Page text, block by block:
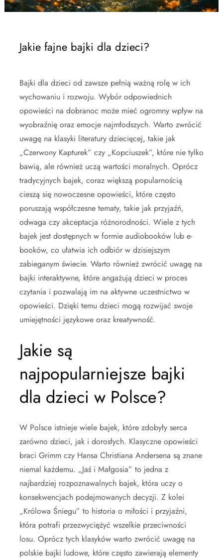
Jakie fajne bajki dla dzieci?
Bajki dla dzieci od zawsze pełnią ważną rolę w ich
wychowaniu i rozwoju. Wybór odpowiednich
opowieści na dobranoc może mieć ogromny wpływ na
wyobraźnię oraz emocje najmłodszych. Warto zwrócić
uwagę na klasyki literatury dziecięcej, takie jak
„Czerwony Kapturek” czy „Kopciuszek”, które nie tylko
bawią, ale również uczą wartości moralnych. Oprócz
tradycyjnych bajek, coraz większą popularnością
cieszą się nowoczesne opowieści, które często
poruszają współczesne tematy, takie jak przyjaźń,
odwaga czy akceptacja różnorodności. Wiele z tych
bajek jest dostępnych w formie audiobooków lub e-
booków, co ułatwia ich odbiór w dzisiejszym
zabieganym świecie. Warto również zwrócić uwagę na
bajki interaktywne, które angażują dzieci w proces
czytania i pozwalają im na aktywne uczestnictwo w
opowieści. Dzięki temu dzieci mogą rozwijać swoje
umiejętności językowe oraz kreatywność.
Jakie są
najpopularniejsze bajki
dla dzieci w Polsce?
W Polsce istnieje wiele bajek, które zdobyły serca
zarówno dzieci, jak i dorosłych. Klasyczne opowieści
braci Grimm czy Hansa Christiana Andersena są znane
niemal każdemu. „Jaś i Małgosia” to jedna z
najbardziej rozpoznawalnych bajek, która uczy o
konsekwencjach podejmowanych decyzji. Z kolei
„Królowa Śniegu” to historia o miłości i przyjaźni,
która potrafi przezwyciężyć wszelkie przeciwności
losu. Oprócz tych klasyków warto zwrócić uwagę na
polskie bajki ludowe, które często zawierają elementy